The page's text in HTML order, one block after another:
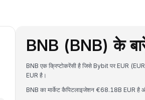
BNB (BNB) के
BNB एक क्रिप्टोकरेंसी है जिसे Bybit पर EUR
EUR है।
BNB का मार्केट कैपिटलाइजेशन €68.18B EUR